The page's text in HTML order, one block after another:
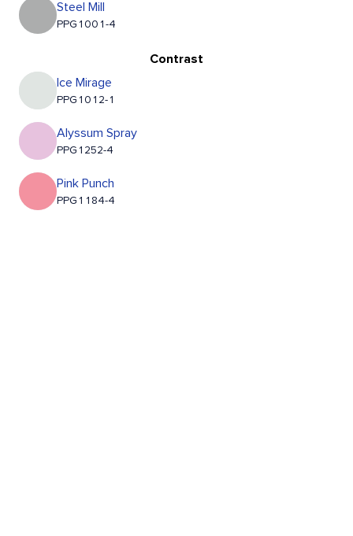
Steel Mill
PPG1001-4
Contrast
Ice Mirage
PPG1012-1
Alyssum Spray
PPG1252-4
Pink Punch
PPG1184-4